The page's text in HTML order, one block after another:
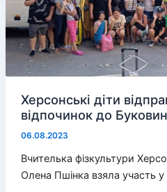
Херсонські діти
відпочинок до
06.08.2023
Вчителька фізкультури
Олена Пшінка взяла участь